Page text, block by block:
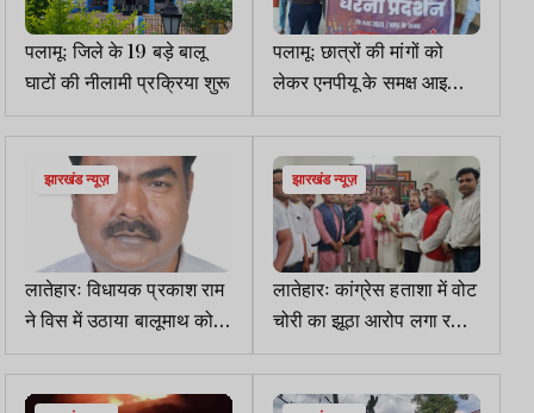
पलामूः जिले के 19 बड़े बालू
घाटों की नीलामी प्रक्रिया शुरू
पलामूः छात्रों की मांगों को
लेकर एनपीयू के समक्ष आइसा
का प्रदर्शन
झारखंड न्यूज़
लातेहारः विधायक प्रकाश राम
ने विस में उठाया बालूमाथ को
अनुमंडल बनाने का मामला
झारखंड न्यूज़
लातेहारः कांग्रेस हताशा में वोट
चोरी का झूठा आरोप लगा रही-
रघुवर